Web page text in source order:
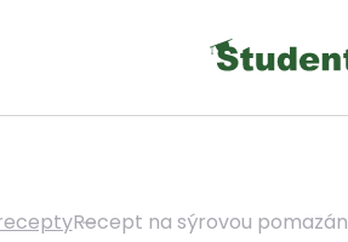
Recept na sýrovou